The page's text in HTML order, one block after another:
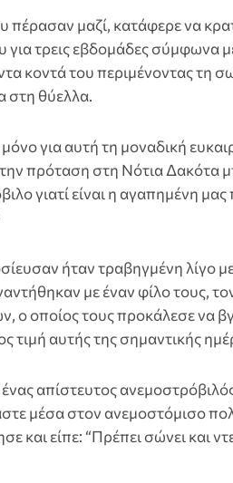
πέρασαν μαζί, κατάφερε να
για τρεις εβδομάδες σύμφωνα
κοντά του περιμένοντας τη
στη θύελλα.
για αυτή τη μοναδική
πρόταση στη Νότια Δακότα
γιατί είναι η αγαπημένη μας
ήταν τραβηγμένη λίγο
με έναν φίλο τους,
ο οποίος τους προκάλεσε να
αυτής της σημαντικής
απίστευτος
μέσα στον ανεμοστόμισο
και είπε: “Πρέπει σώνει και